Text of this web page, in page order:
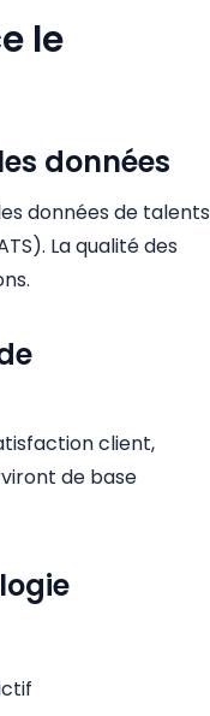
le
données
données de talents
La qualité des
client,
de base